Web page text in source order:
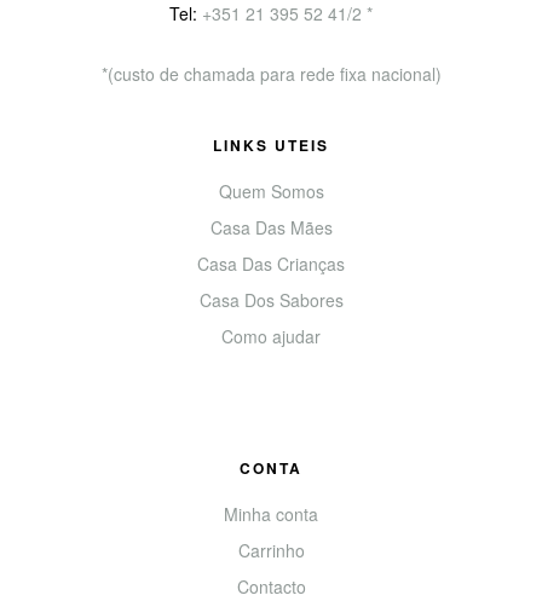
Tel: +351 21 395 52 41/2 *
*(custo de chamada para rede fixa nacional)
LINKS UTEIS
Quem Somos
Casa Das Mães
Casa Das Crianças
Casa Dos Sabores
Como ajudar
CONTA
Minha conta
Carrinho
Contacto